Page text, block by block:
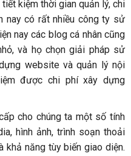
kiệm thời gian quản lý, chi
nay có rất nhiều công ty sử
nay các blog cá nhân cũng
và họ chọn giải pháp sử
website và quản lý nội
được chi phí xây dựng
cho chúng ta một số tính
hình ảnh, trình soạn thoải
khả năng tùy biến giao diện.